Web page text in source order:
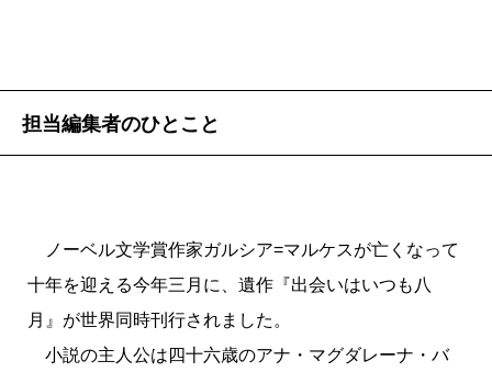
い』、若いころに書かれた幻想的な短編『青い犬の
目』等々を読むようになった。読めば読むほど、この
作家に惹かれていった。
彼の小説は長編短編を問わず、おしなべて桁外れに
書かれているのに対して、後半に行くにつれて、徐々
にしたものであるため、未完成に終わった作品と見な
すのが順当な文書である。しかし、途中までは、かな
り乗り気でOKを出していた。
最終章にはとくに、さまざまな要素が説明不足のま
担当編集者のひとこと
ノーベル文学賞作家ガルシア=マルケスが亡くなって
十年を迎える今年三月に、遺作『出会いはいつも八
月』が世界同時刊行されました。
小説の主人公は四十六歳のアナ・マグダレーナ・バ